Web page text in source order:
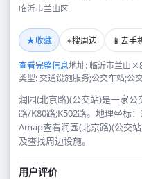
临沂市兰山区
★收藏 ⌖搜周边 📱 去手
查看完整信息地址: 临沂市兰山
类型: 交通设施服务;公交车站;公
润园(北京路)(公交站)是一家
路/K80路;K502路。地理坐标
Amap查看润园(北京路)(公交
及查找周边设施。
用户评价